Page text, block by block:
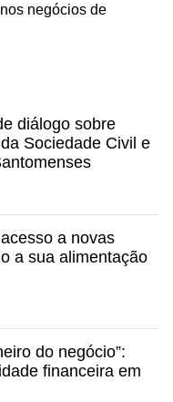
negócios de
diálogo sobre
Sociedade Civil e
a novas
a sua alimentação
do negócio”:
financeira em